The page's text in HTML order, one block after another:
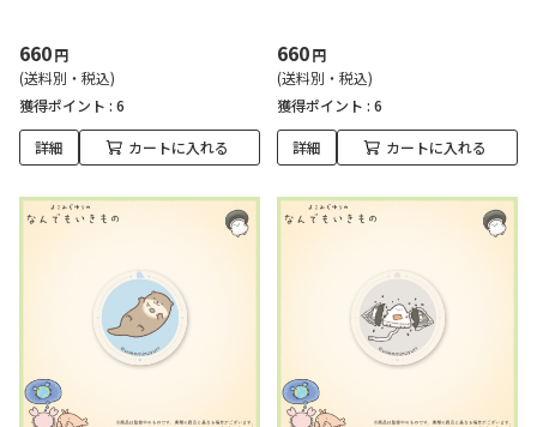
660円
(送料別・税込)
獲得ポイント : 6
詳細 カートに入れる
660円
(送料別・税込)
獲得ポイント : 6
詳細 カートに入れる